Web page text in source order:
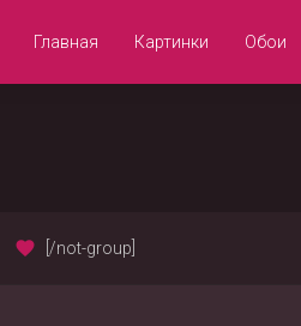
Главная Картинки Обои
[/not-group]